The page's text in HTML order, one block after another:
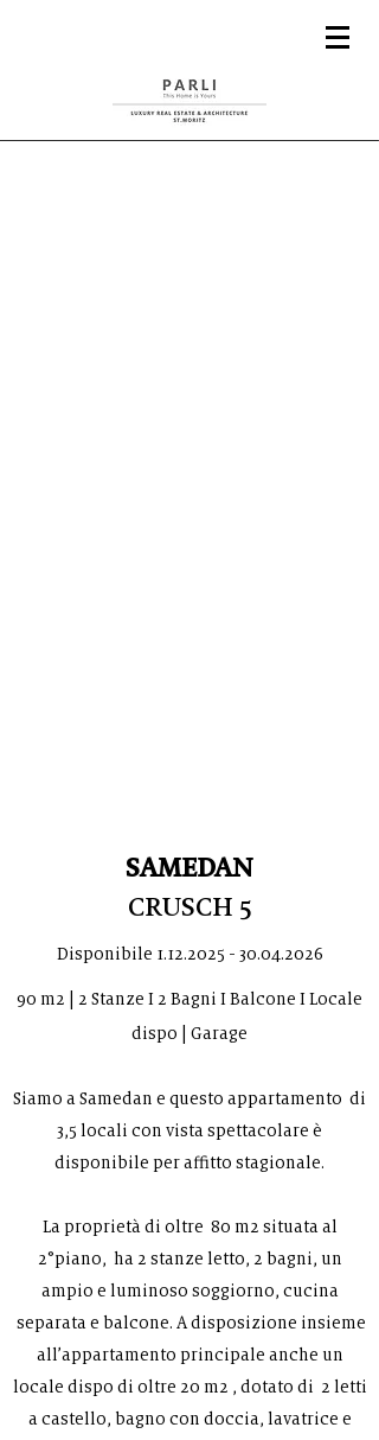
SAMEDAN
CRUSCH 5
Disponibile 1.12.2025 - 30.04.2026
90 m2 | 2 Stanze I 2 Bagni I Balcone I Locale
dispo | Garage
Siamo a Samedan e questo appartamento di
3,5 locali con vista spettacolare è
disponibile per affitto stagionale.
La proprietà di oltre 80 m2 situata al
2°piano, ha 2 stanze letto, 2 bagni, un
ampio e luminoso soggiorno, cucina
separata e balcone. A disposizione insieme
all’appartamento principale anche un
locale dispo di oltre 20 m2 , dotato di 2 letti
a castello, bagno con doccia, lavatrice e